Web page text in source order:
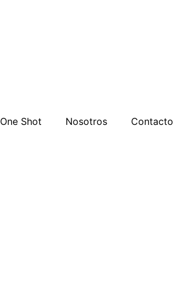
One Shot Nosotros
Contacto